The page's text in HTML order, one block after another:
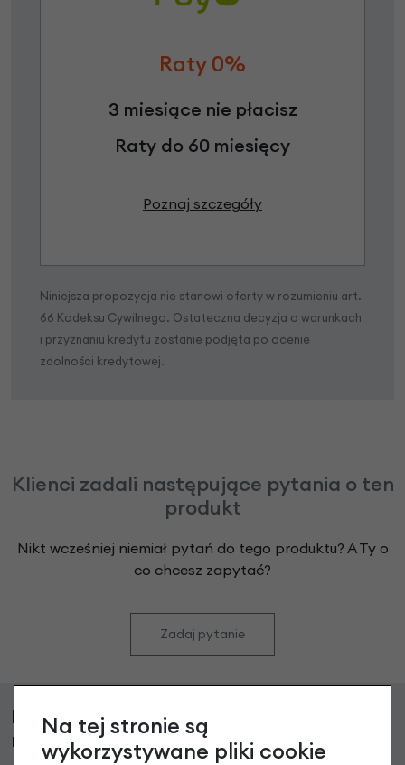
Raty 0%
3 miesiące nie płacisz
Raty do 60 miesięcy
Poznaj szczegóły
Niniejsza propozycja nie stanowi oferty w rozumieniu art.
66 Kodeksu Cywilnego. Ostateczna decyzja o warunkach
i przyznaniu kredytu zostanie podjęta po ocenie
zdolności kredytowej.
Klienci zadali następujące pytania o ten
produkt
Nikt wcześniej niemiał pytań do tego produktu? A Ty o
co chcesz zapytać?
Zadaj pytanie
Klienci, którzy kupili ten produkt wybrali
również
Na tej stronie są
wykorzystywane pliki cookie